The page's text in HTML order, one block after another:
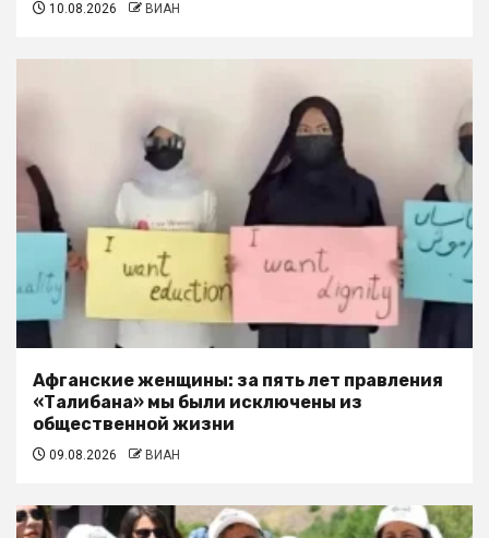
10.08.2026 ВИАН
Афганские женщины: за пять лет правления
«Талибана» мы были исключены из
общественной жизни
09.08.2026 ВИАН